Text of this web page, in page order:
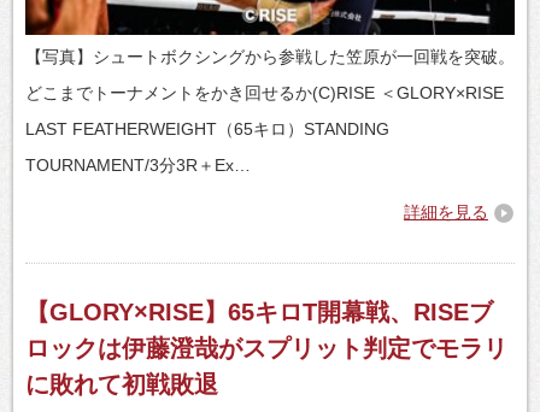
【写真】シュートボクシングから参戦した笠原が一回戦を突破。
どこまでトーナメントをかき回せるか(C)RISE ＜GLORY×RISE
LAST FEATHERWEIGHT（65キロ）STANDING
TOURNAMENT/3分3R＋Ex…
詳細を見る
【GLORY×RISE】65キロT開幕戦、RISEブ
ロックは伊藤澄哉がスプリット判定でモラリ
に敗れて初戦敗退